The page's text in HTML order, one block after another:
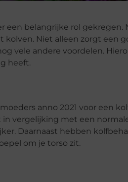
een belangrijke rol gekregen.
kolven. Niet alleen zorgt een
vele andere voordelen.
heeft.
anno 2021 voor een
vergelijking met een
Daarnaast hebben
om je torso zit.